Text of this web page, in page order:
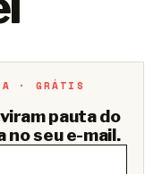
· GRÁTIS
pauta do
no seu e-mail.